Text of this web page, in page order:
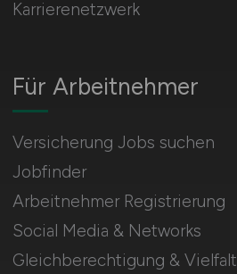
Für Arbeitnehmer
Versicherung Jobs suchen
Jobfinder
Arbeitnehmer Registrierung
Social Media & Networks
Gleichberechtigung & Vielfalt
Karrierenetzwerk